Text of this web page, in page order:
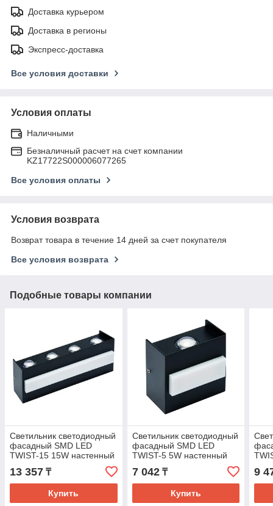
Доставка курьером
Доставка в регионы
Экспресс-доставка
Все условия доставки
Условия оплаты
Наличными
Безналичный расчет на счет компании
KZ17722S000006077265
Все условия оплаты
Условия возврата
Возврат товара в течение 14 дней за счет покупателя
Все условия возврата
Подобные товары компании
Светильник светодиодный
фасадный SMD LED
TWIST-15 15W настенный
13 357 ₸
Купить
Светильник светодиодный
фасадный SMD LED
TWIST-5 5W настенный
7 042₸
Купить
9